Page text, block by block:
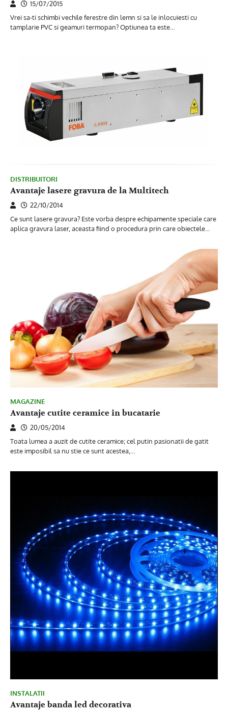
15/07/2015
Vrei sa-ti schimbi vechile ferestre din lemn si sa le inlocuiesti cu
tamplarie PVC si geamuri termopan? Optiunea ta este…
DISTRIBUITORI
Avantaje lasere gravura de la Multitech
22/10/2014
Ce sunt lasere gravura? Este vorba despre echipamente speciale care
aplica gravura laser, aceasta fiind o procedura prin care obiectele…
MAGAZINE
Avantaje cutite ceramice in bucatarie
20/05/2014
Toata lumea a auzit de cutite ceramice; cel putin pasionatii de gatit
este imposibil sa nu stie ce sunt acestea,…
INSTALATII
Avantaje banda led decorativa